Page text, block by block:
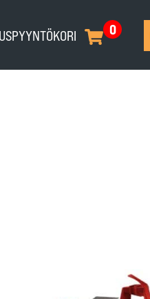
0